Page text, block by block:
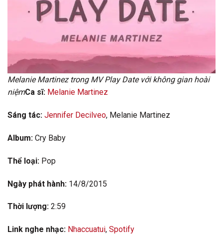
Melanie Martinez trong MV Play Date với không gian hoài
niệmCa sĩ: Melanie Martinez
Sáng tác: Jennifer Decilveo, Melanie Martinez
Album: Cry Baby
Thể loại: Pop
Ngày phát hành: 14/8/2015
Thời lượng: 2:59
Link nghe nhạc: Nhaccuatui, Spotify